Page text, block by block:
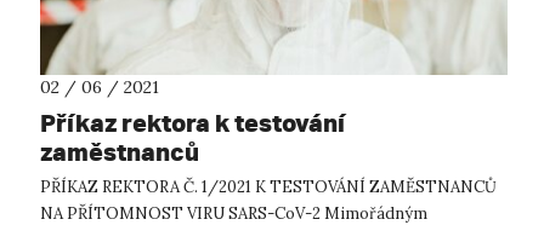
02 / 06 / 2021
Příkaz rektora k testování
zaměstnanců
PŘÍKAZ REKTORA Č. 1/2021 K TESTOVÁNÍ ZAMĚSTNANCŮ
NA PŘÍTOMNOST VIRU SARS-CoV-2 Mimořádným